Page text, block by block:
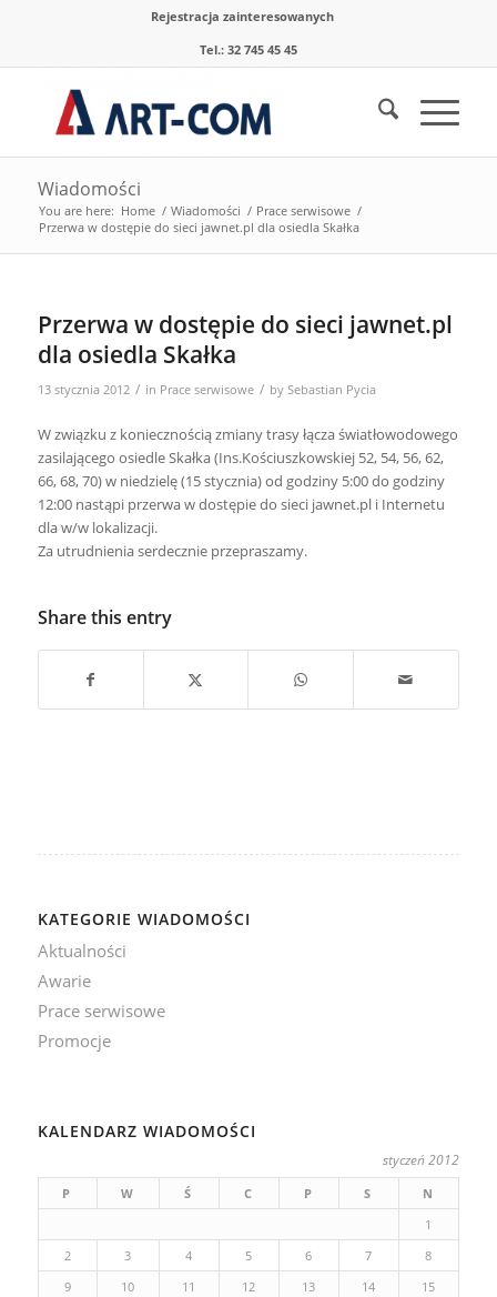
Rejestracja zainteresowanych
Tel.: 32 745 45 45
Wiadomości
You are here: Home / Wiadomości / Prace serwisowe /
Przerwa w dostępie do sieci jawnet.pl dla osiedla Skałka
Przerwa w dostępie do sieci jawnet.pl
dla osiedla Skałka
13 stycznia 2012 / in Prace serwisowe / by Sebastian Pycia
W związku z koniecznością zmiany trasy łącza światłowodowego
zasilającego osiedle Skałka (Ins.Kościuszkowskiej 52, 54, 56, 62,
66, 68, 70) w niedzielę (15 stycznia) od godziny 5:00 do godziny
12:00 nastąpi przerwa w dostępie do sieci jawnet.pl i Internetu
dla w/w lokalizacji.
Za utrudnienia serdecznie przepraszamy.
Share this entry
KATEGORIE WIADOMOŚCI
Aktualności
Awarie
Prace serwisowe
Promocje
KALENDARZ WIADOMOŚCI
styczeń 2012
P W Ś C P S
N
1
2
3 4 5 6 7
8
9
10 11 12 13 14
15